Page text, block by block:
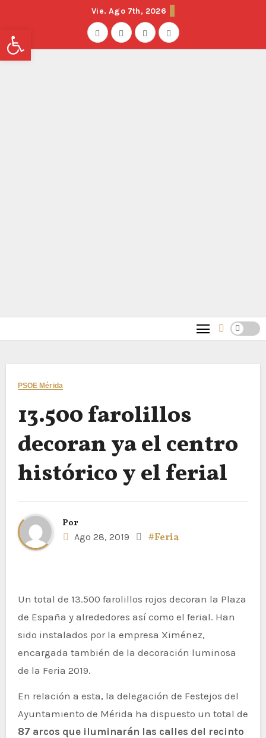
Vie. Ago 7th, 2026
PSOE Mérida
13.500 farolillos
decoran ya el centro
histórico y el ferial
Por
Ago 28, 2019
#Feria
Un total de 13.500 farolillos rojos decoran la Plaza
de España y alrededores así como el ferial. Han
sido instalados por la empresa Ximénez,
encargada también de la decoración luminosa
de la Feria 2019.
En relación a esta, la delegación de Festejos del
Ayuntamiento de Mérida ha dispuesto un total de
87 arcos que iluminarán las calles del recinto
Abrir barra de herramientas